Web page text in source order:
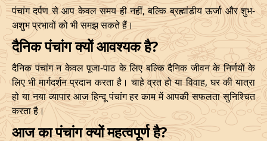
28/10/2026 14:36 Swarglok 29/10/2026
31/10/2026 16:57
Swarglok
-
Mrityulok
01/11/2026
November, 2026
Start
Bhadra
Name
End
पंचांग दर्पण से आप केवल समय ही नहीं, बल्कि ब्रह्मांडीय ऊर्जा और शुभ-
अशुभ प्रभावों को भी समझ सकते हैं।
दैनिक पंचांग क्यों आवश्यक है?
दैनिक पंचांग न केवल पूजा-पाठ के लिए बल्कि दैनिक जीवन के निर्णयों के
लिए भी मार्गदर्शन प्रदान करता है। चाहे व्रत हो या विवाह, घर की यात्रा
हो या नया व्यापार आज हिन्दू पंचांग हर काम में आपकी सफलता सुनिश्चित
करता है।
आज का पंचांग क्यों महत्वपूर्ण है?